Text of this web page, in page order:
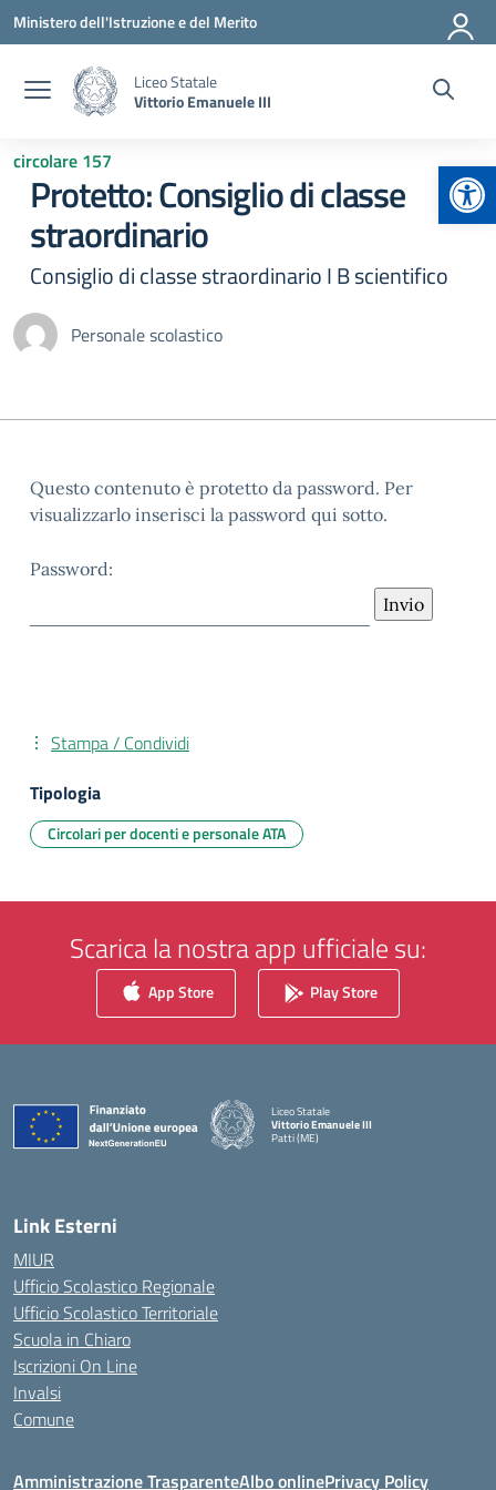
Vai ai contenuti
Vai al menu di navigazione
Vai al footer
Ministero dell'Istruzione e del Merito
Liceo Statale
Vittorio Emanuele III
circolare 157
Protetto: Consiglio di classe
straordinario
Consiglio di classe straordinario I B scientifico
Personale scolastico
Questo contenuto è protetto da password. Per
visualizzarlo inserisci la password qui sotto.
Password:
Stampa / Condividi
Tipologia
Circolari per docenti e personale ATA
Scarica la nostra app ufficiale su:
App Store Play Store
Liceo Statale
Vittorio Emanuele III
Patti (ME)
Link Esterni
MIUR
Ufficio Scolastico Regionale
Ufficio Scolastico Territoriale
Scuola in Chiaro
Iscrizioni On Line
Invalsi
Comune
Amministrazione TrasparenteAlbo onlinePrivacy Policy